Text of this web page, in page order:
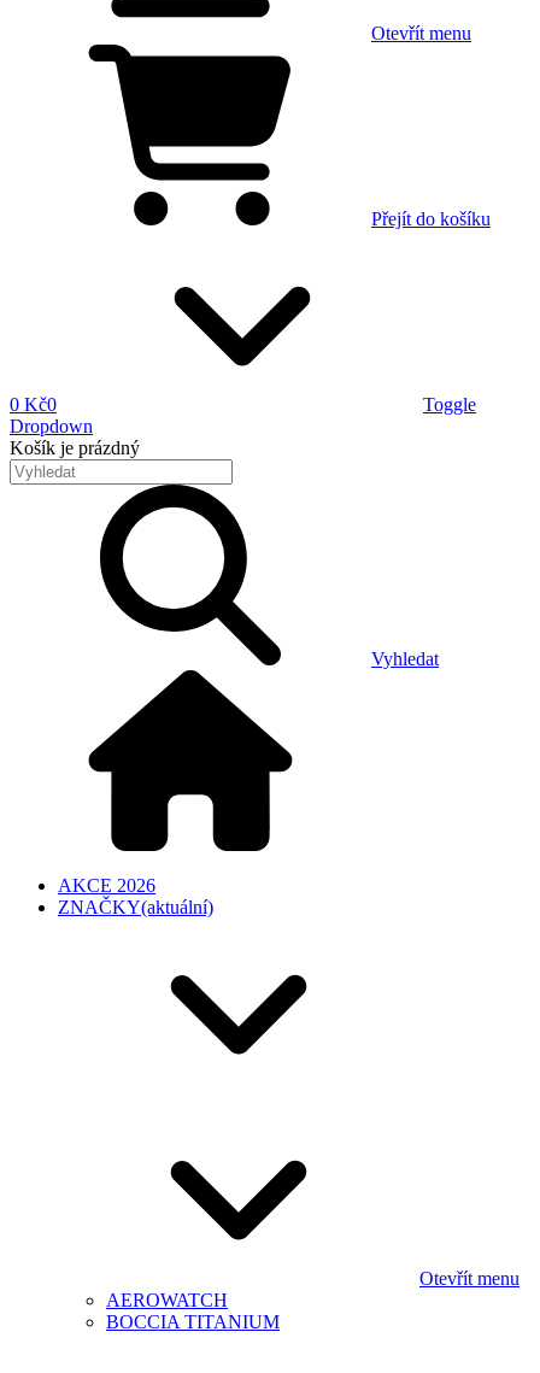
Otevřít menu
Přejít do košíku
0 Kč0
Toggle
Dropdown
Košík je prázdný
Vyhledat
AKCE 2026
ZNAČKY(aktuální)
Otevřít menu
AEROWATCH
BOCCIA TITANIUM